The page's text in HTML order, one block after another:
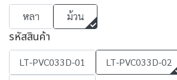
หลา ม้วน
รหัสสินค้า
LT-PVC033D-01
LT-PVC033D-02